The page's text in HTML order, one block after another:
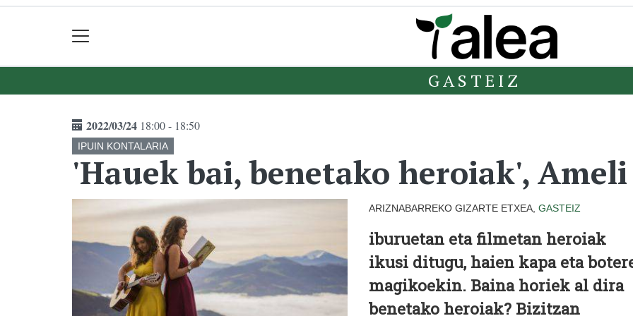
GASTEIZ
2022/03/24 18:00 - 18:50
IPUIN KONTALARIA
'Hauek bai, benetako heroiak',
ARIZNABARREKO GIZARTE ETXEA, GASTEIZ
iburuetan eta filmetan heroiak
ikusi ditugu, haien kapa eta
magikoekin. Baina horiek al dira
benetako heroiak? Bizitzan